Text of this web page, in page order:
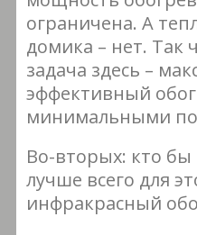
ограничена. А
домика – нет. Так
задача здесь –
эффективный
минимальными
Во-вторых: кто
лучше всего для
инфракрасный